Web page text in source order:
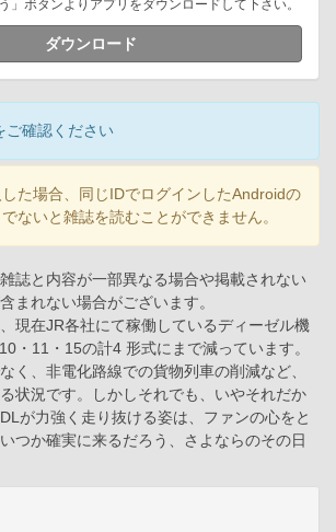
」ボタンよりアプリをダウンロードして下さい。
ダウンロード
ご確認ください
た場合、同じIDでログインしたAndroidの
ないと雑誌を読むことができません。
誌と内容が一部異なる場合や掲載されない
まれない場合がございます。
現在JR各社にて稼働しているディーゼル機
・11・15の計4 形式にまで減っています。
く、非電化路線での貨物列車の削減など、
状況です。しかしそれでも、いやそれだか
が力強く走り抜ける姿は、ファンの心をと
つか確実に来るだろう、さよならのその日